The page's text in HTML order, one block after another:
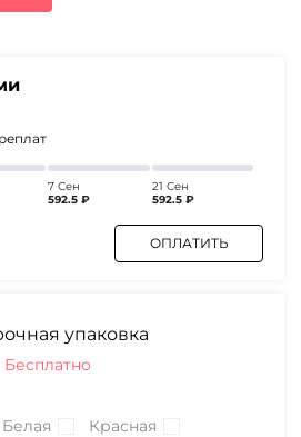
7 Сен
592.5 ₽
21 Сен
592.5 ₽
ОПЛАТИТЬ
упаковка
Бесплатно
Белая Красная